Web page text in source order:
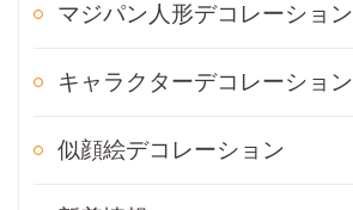
マジパン人形デコレーション
キャラクターデコレーション
似顔絵デコレーション